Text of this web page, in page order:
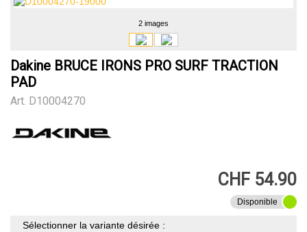
2 images
Dakine BRUCE IRONS PRO SURF TRACTION
PAD
Art. D10004270
CHF 54.90
Disponible
Sélectionner la variante désirée :